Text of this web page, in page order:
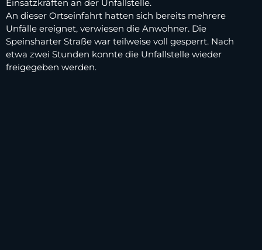
Einsatzkräften an der Unfallstelle.
An dieser Ortseinfahrt hatten sich bereits mehrere
Unfälle ereignet, verwiesen die Anwohner. Die
Speinsharter Straße war teilweise voll gesperrt. Nach
etwa zwei Stunden konnte die Unfallstelle wieder
freigegeben werden.